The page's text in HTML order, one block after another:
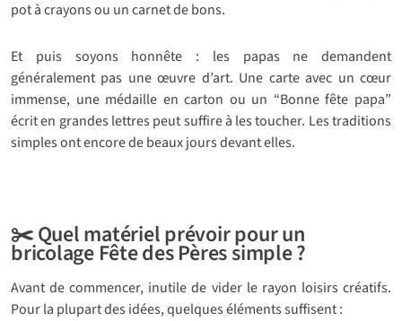
pot à crayons ou un carnet de bons.
Et puis soyons honnête : les papas ne demandent
généralement pas une œuvre d’art. Une carte avec un cœur
immense, une médaille en carton ou un “Bonne fête papa”
écrit en grandes lettres peut suffire à les toucher. Les traditions
simples ont encore de beaux jours devant elles.
✂️ Quel matériel prévoir pour un
bricolage Fête des Pères simple ?
Avant de commencer, inutile de vider le rayon loisirs créatifs.
Pour la plupart des idées, quelques éléments suffisent :